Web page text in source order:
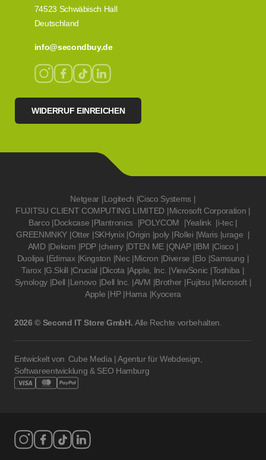
74523 Schwäbisch Hall
Deutschland
info@secondbuy.de
WIDERRUF EINREICHEN
Netgear |Logitech |Cisco Systems |
FUJITSU CLIENT COMPUTING LIMITED |Microsoft Corporation |
Barco |Dockcase |Plantronics |POLYCOM |Yealink |i-tec |
GREENMNKY |Otter |SKHynix |Origin |poly |Rollei |Waris |urage |
AMD |Dekom |PDP |cherry |DTEN ME |QNAP |IBM |Cisco |
Duolipa |Edimax |Kingston |Nec |Micron |Diverse |Elo |Samsung |
Tarox |G.Skill |Crucial |Dicota |Apple, Inc. |ViewSonic |Toshiba |
Synology |Dell |Lenovo |Dell Inc. |AVM |Brother |Fujitsu |Microsoft |
Apple |HP |Hama |Kyocera
2026 © Second IT Store GmbH. Alle Rechte vorbehalten.
Entwickelt von Cube Media | Agentur für Webdesign,
Softwareentwicklung & SEO Hamburg